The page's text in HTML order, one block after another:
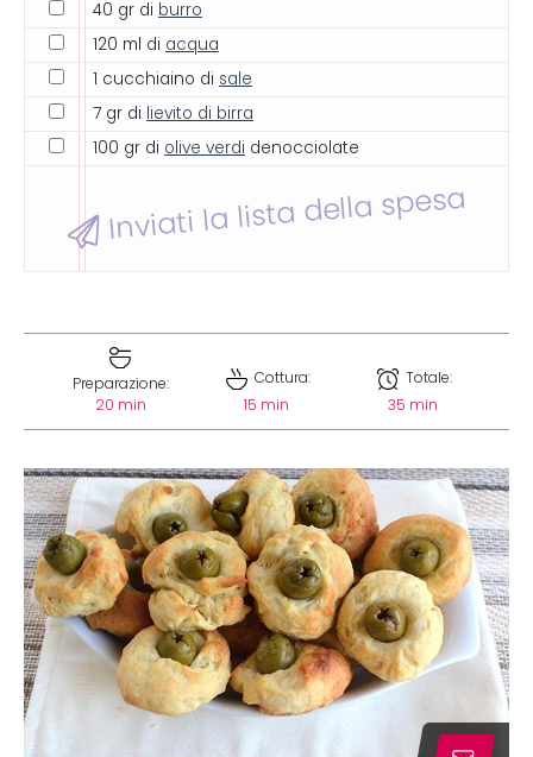
40 gr di burro
120 ml di acqua
1 cucchiaino di sale
7 gr di lievito di birra
100 gr di olive verdi denocciolate
Inviati la lista della spesa
Preparazione:
20 min
Cottura:
15 min
Totale:
35 min